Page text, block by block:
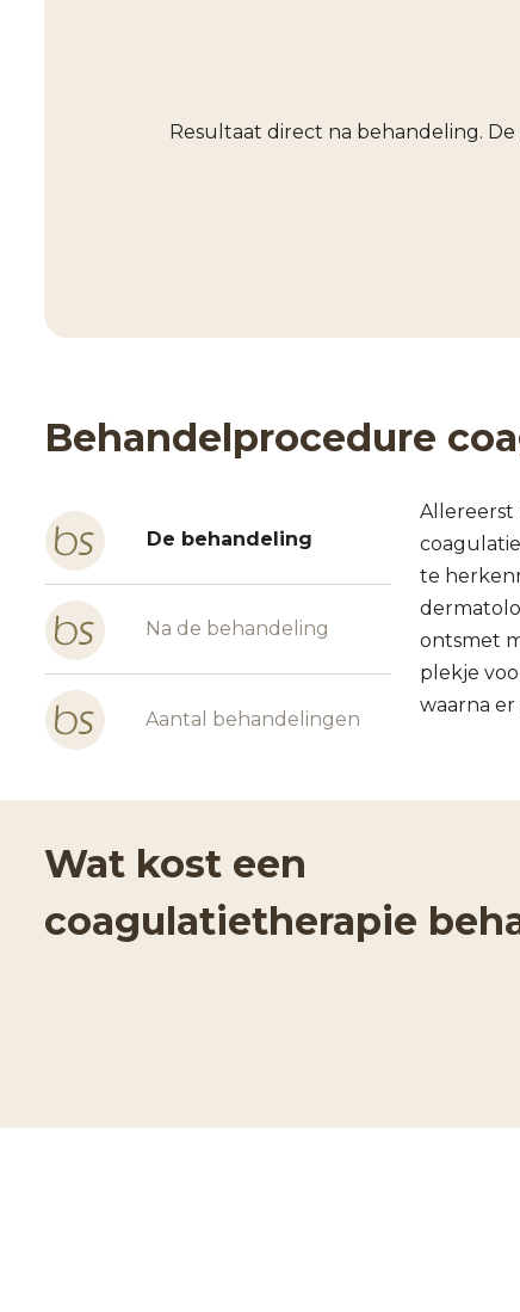
Resultaat direct na behandeling.
Behandelprocedure
De behandeling
Na de behandeling
Aantal behandelingen
Allereerst
te
ontsmet
plekje
waarna
Wat kost een
coagulatietherapie